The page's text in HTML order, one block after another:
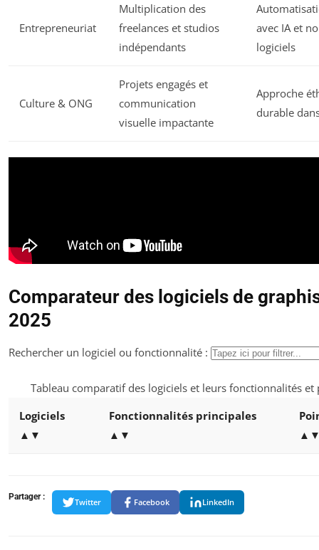
Entrepreneuriat
Multiplication des
freelances et studios
indépendants
avec IA et
logiciels
Culture & ONG
Projets engagés et
communication
visuelle impactante
Approche
durable
Comparateur des logiciels de
2025
Rechercher un logiciel ou fonctionnalité :
Tableau comparatif des logiciels et leurs fonctionnalités
Logiciels
▲▼
Fonctionnalités principales
▲▼
Partager :
Twitter Facebook LinkedIn